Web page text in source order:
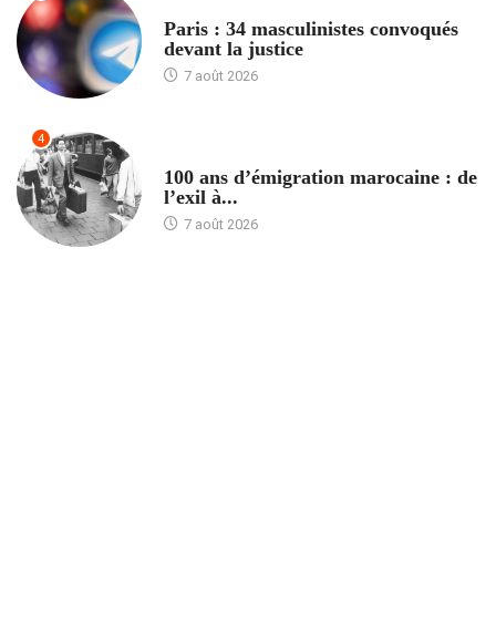
Paris : 34 masculinistes convoqués
devant la justice
7 août 2026
4
100 ans d’émigration marocaine : de
l’exil à...
7 août 2026